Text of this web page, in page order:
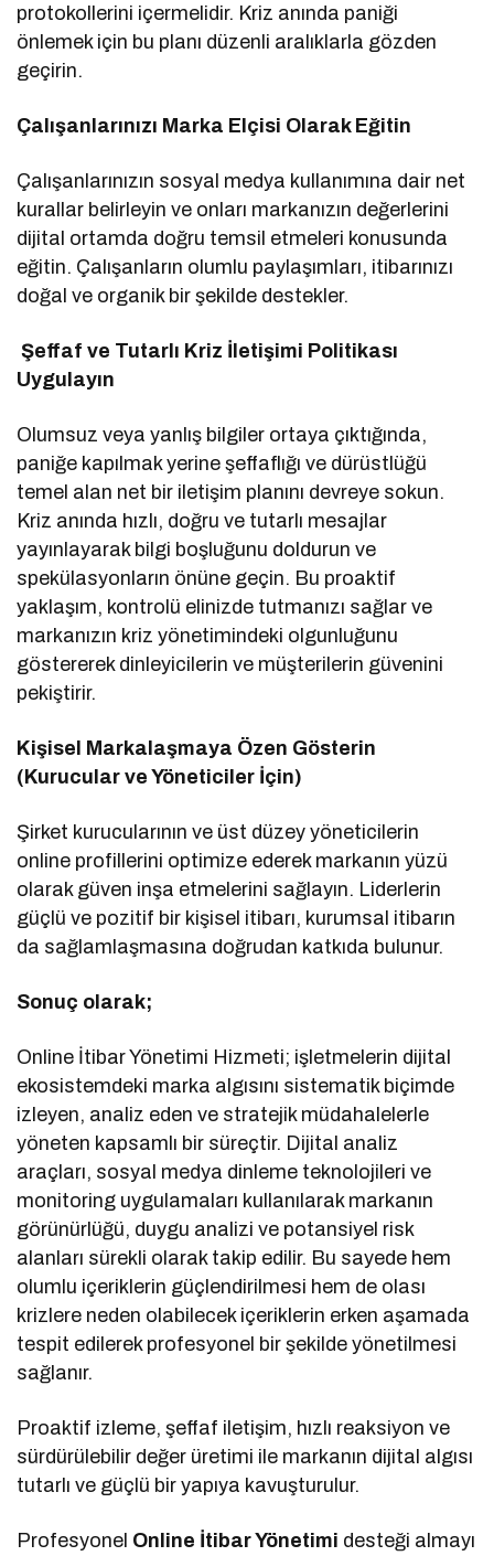
protokollerini içermelidir. Kriz anında paniği
önlemek için bu planı düzenli aralıklarla gözden
geçirin.
Çalışanlarınızı Marka Elçisi Olarak Eğitin
Çalışanlarınızın sosyal medya kullanımına dair net
kurallar belirleyin ve onları markanızın değerlerini
dijital ortamda doğru temsil etmeleri konusunda
eğitin. Çalışanların olumlu paylaşımları, itibarınızı
doğal ve organik bir şekilde destekler.
Şeffaf ve Tutarlı Kriz İletişimi Politikası
Uygulayın
Olumsuz veya yanlış bilgiler ortaya çıktığında,
paniğe kapılmak yerine şeffaflığı ve dürüstlüğü
temel alan net bir iletişim planını devreye sokun.
Kriz anında hızlı, doğru ve tutarlı mesajlar
yayınlayarak bilgi boşluğunu doldurun ve
spekülasyonların önüne geçin. Bu proaktif
yaklaşım, kontrolü elinizde tutmanızı sağlar ve
markanızın kriz yönetimindeki olgunluğunu
göstererek dinleyicilerin ve müşterilerin güvenini
pekiştirir.
Kişisel Markalaşmaya Özen Gösterin
(Kurucular ve Yöneticiler İçin)
Şirket kurucularının ve üst düzey yöneticilerin
online profillerini optimize ederek markanın yüzü
olarak güven inşa etmelerini sağlayın. Liderlerin
güçlü ve pozitif bir kişisel itibarı, kurumsal itibarın
da sağlamlaşmasına doğrudan katkıda bulunur.
Sonuç olarak;
Online İtibar Yönetimi Hizmeti; işletmelerin dijital
ekosistemdeki marka algısını sistematik biçimde
izleyen, analiz eden ve stratejik müdahalelerle
yöneten kapsamlı bir süreçtir. Dijital analiz
araçları, sosyal medya dinleme teknolojileri ve
monitoring uygulamaları kullanılarak markanın
görünürlüğü, duygu analizi ve potansiyel risk
alanları sürekli olarak takip edilir. Bu sayede hem
olumlu içeriklerin güçlendirilmesi hem de olası
krizlere neden olabilecek içeriklerin erken aşamada
tespit edilerek profesyonel bir şekilde yönetilmesi
sağlanır.
Proaktif izleme, şeffaf iletişim, hızlı reaksiyon ve
sürdürülebilir değer üretimi ile markanın dijital algısı
tutarlı ve güçlü bir yapıya kavuşturulur.
Profesyonel Online İtibar Yönetimi desteği almayı